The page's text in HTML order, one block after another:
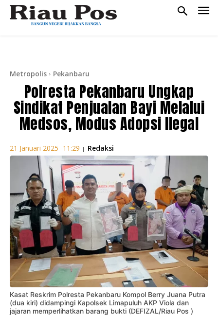
Metropolis Pekanbaru
Polresta Pekanbaru Ungkap
Sindikat Penjualan Bayi Melalui
Medsos, Modus Adopsi Ilegal
21 Januari 2025 -11:29 | Redaksi
Kasat Reskrim Polresta Pekanbaru Kompol Berry Juana Putra
(dua kiri) didampingi Kapolsek Limapuluh AKP Viola dan
jajaran memperlihatkan barang bukti (DEFIZAL/Riau Pos )